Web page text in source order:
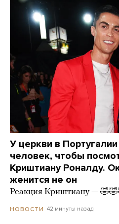
У церкви в
человек, чтобы
Криштиану Роналду.
женится не он
Реакция Криштиану —
НОВОСТИ 42 минуты назад